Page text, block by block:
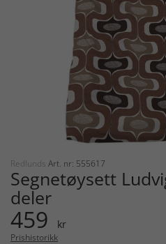
Redlunds Art. nr: 555617
Segnetøysett
deler
459 kr
Prishistorikk